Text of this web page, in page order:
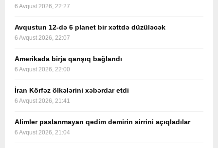
6 Avqust 2026, 22:27
Avqustun 12-də 6 planet bir xəttdə düzüləcək
6 Avqust 2026, 22:07
Amerikada birja qarışıq bağlandı
6 Avqust 2026, 22:00
İran Körfəz ölkələrini xəbərdar etdi
6 Avqust 2026, 21:41
Alimlər paslanmayan qədim dəmirin sirrini açıqladılar
6 Avqust 2026, 21:04